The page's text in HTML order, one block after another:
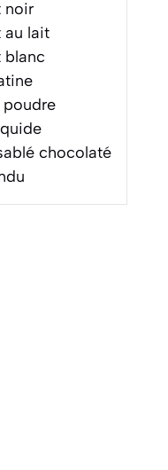
noir
au lait
blanc
poudre
chocolaté